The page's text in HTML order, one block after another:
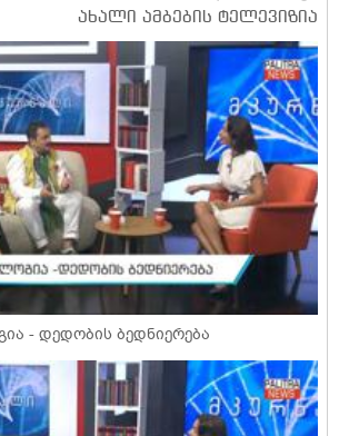
- დედობის ბედნიერება